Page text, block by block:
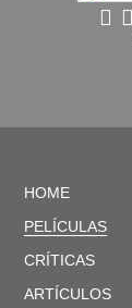
HOME
PELÍCULAS
CRÍTICAS
ARTÍCULOS